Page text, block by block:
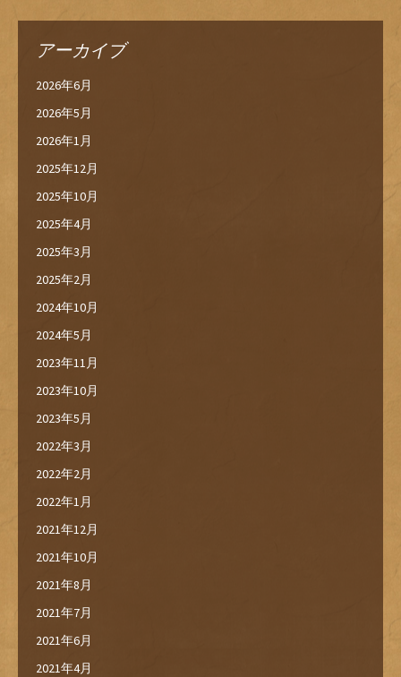
アーカイブ
2026年6月
2026年5月
2026年1月
2025年12月
2025年10月
2025年4月
2025年3月
2025年2月
2024年10月
2024年5月
2023年11月
2023年10月
2023年5月
2022年3月
2022年2月
2022年1月
2021年12月
2021年10月
2021年8月
2021年7月
2021年6月
2021年4月